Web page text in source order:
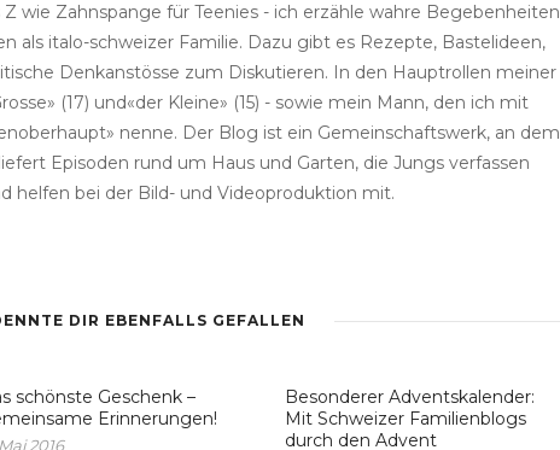
wie Zahnspange für Teenies - ich erzähle wahre Begebenheiten
als italo-schweizer Familie. Dazu gibt es Rezepte, Bastelideen,
Denkanstösse zum Diskutieren. In den Hauptrollen meiner
(17) und«der Kleine» (15) - sowie mein Mann, den ich mit
nenne. Der Blog ist ein Gemeinschaftswerk, an dem
Episoden rund um Haus und Garten, die Jungs verfassen
helfen bei der Bild- und Videoproduktion mit.
DIR EBENFALLS GEFALLEN
schönste Geschenk –
Erinnerungen!
Mai 2016
Besonderer Adventskalender:
Mit Schweizer Familienblogs
durch den Advent